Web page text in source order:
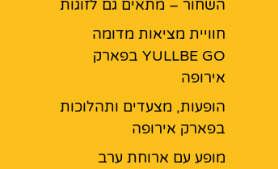
השחור – מתאים גם לזוגות
חוויית מציאות מדומה
YULLBE GO בפארק
אירופה
הופעות, מצעדים ותהלוכות
בפארק אירופה
מופע עם ארוחת ערב